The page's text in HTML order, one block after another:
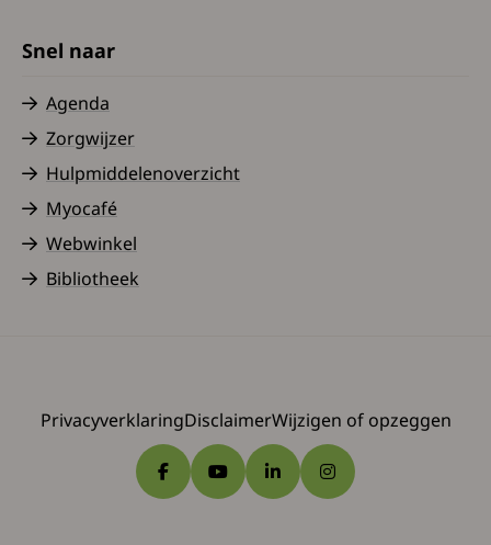
Snel naar
Agenda
Zorgwijzer
Hulpmiddelenoverzicht
Myocafé
Webwinkel
Bibliotheek
PrivacyverklaringDisclaimerWijzigen of opzeggen
Ga naar Facebook
Ga naar YouTube
Ga naar LinkedIn
Ga naar Instagram